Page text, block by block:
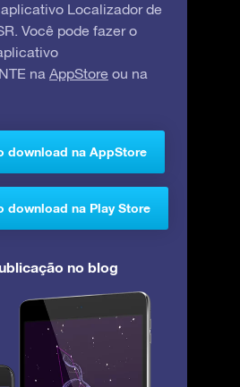
Localizador de
Você pode fazer o
na AppStore ou na
download na AppStore
download na Play Store
no blog